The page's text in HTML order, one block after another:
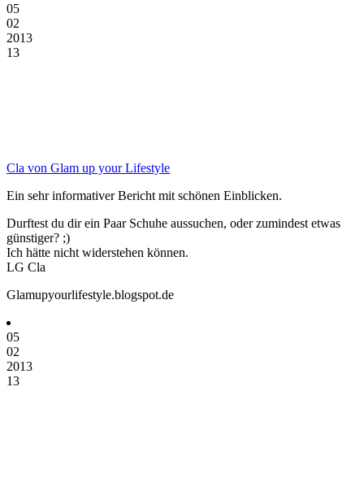
05
02
2013
13
Cla von Glam up your Lifestyle
Ein sehr informativer Bericht mit schönen Einblicken.
Durftest du dir ein Paar Schuhe aussuchen, oder zumindest etwas
günstiger? ;)
Ich hätte nicht widerstehen können.
LG Cla
Glamupyourlifestyle.blogspot.de
05
02
2013
13